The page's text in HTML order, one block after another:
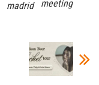
madrid
meeting